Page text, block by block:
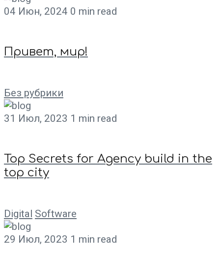
04 Июн, 2024 0 min read
Привет, мир!
Без рубрики
31 Июл, 2023 1 min read
Top Secrets for Agency build in the
top city
Digital Software
29 Июл, 2023 1 min read